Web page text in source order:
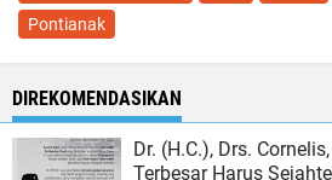
Pontianak
DIREKOMENDASIKAN
Dr. (H.C.), Drs.
Terbesar Harus